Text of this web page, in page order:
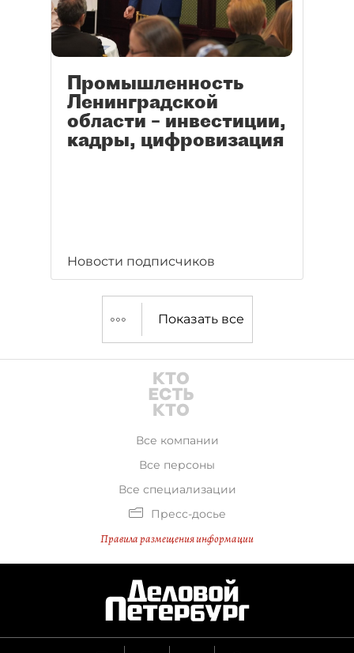
Промышленность
Ленинградской
области – инвестиции,
кадры, цифровизация
Новости подписчиков
Показать все
Все компании
Все персоны
Все специализации
Пресс-досье
Правила размещения информации